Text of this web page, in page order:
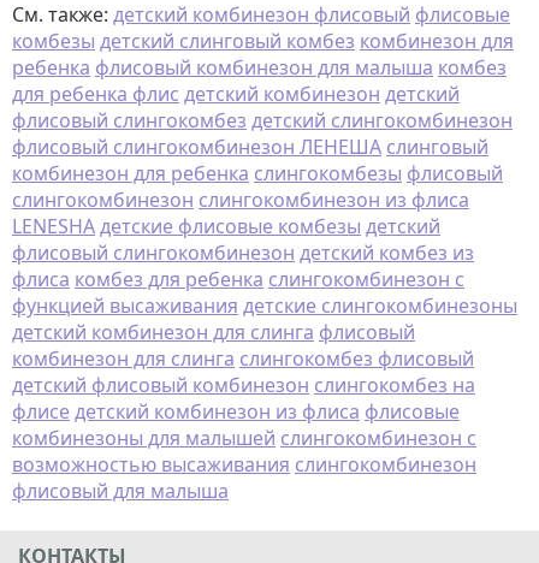
См. также: детский комбинезон флисовый флисовые
комбезы детский слинговый комбез комбинезон для
ребенка флисовый комбинезон для малыша комбез
для ребенка флис детский комбинезон детский
флисовый слингокомбез детский слингокомбинезон
флисовый слингокомбинезон ЛЕНЕША слинговый
комбинезон для ребенка слингокомбезы флисовый
слингокомбинезон слингокомбинезон из флиса
LENESHAдетские флисовые комбезы детский
флисовый слингокомбинезон детский комбез из
флиса комбез для ребенка слингокомбинезон с
функцией высаживания детские слингокомбинезоны
детский комбинезон для слинга флисовый
комбинезон для слинга слингокомбез флисовый
детский флисовый комбинезон слингокомбез на
флиседетский комбинезон из флиса флисовые
комбинезоны для малышей слингокомбинезон с
возможностью высаживания слингокомбинезон
флисовый для малыша
КОНТАКТЫ